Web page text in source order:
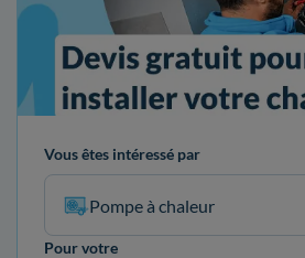
Vous êtes intéressé par
Pompe à chaleur
Pour votre